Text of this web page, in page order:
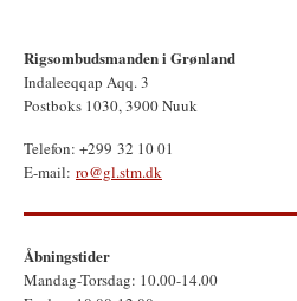
Rigsombudsmanden i Grønland
Indaleeqqap Aqq. 3
Postboks 1030, 3900 Nuuk
Telefon: +299 32 10 01
E-mail: ro@gl.stm.dk
Åbningstider
Mandag-Torsdag: 10.00-14.00